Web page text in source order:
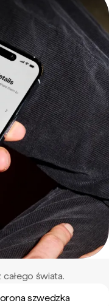
świata.
szwedzka